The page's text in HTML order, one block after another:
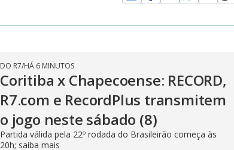
DO R7/HÁ 6 MINUTOS
Coritiba x Chapecoense: RECORD,
R7.com e RecordPlus transmitem
o jogo neste sábado (8)
Partida válida pela 22º rodada do Brasileirão começa às
20h; saiba mais